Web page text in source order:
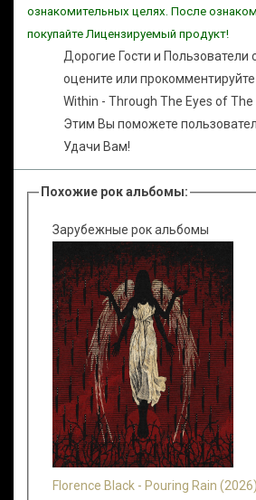
ознакомительных целях. После
покупайте Лицензируемый продукт!
Дорогие Гости и Пользователи
оцените или
Within - Through The Eyes of The
Этим Вы поможете
Удачи Вам!
Похожие рок альбомы:
Зарубежные рок альбомы
Florence Black - Pouring Rain (2026)